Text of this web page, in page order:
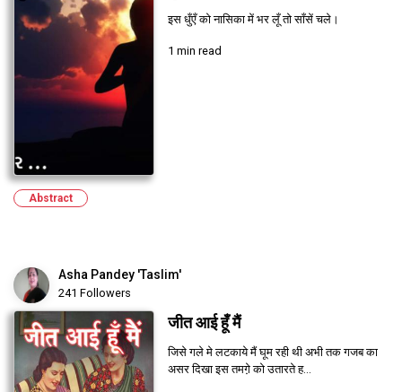
इस धुँएँ को नासिका में भर लूँ तो साँसें चले।
1 min read
Abstract
Asha Pandey 'Taslim'
241 Followers
जीत आई हूँ मैं
जिसे गले मे लटकाये मैं घूम रही थी अभी तक गजब का
असर दिखा इस तमगे़ को उतारते ह...